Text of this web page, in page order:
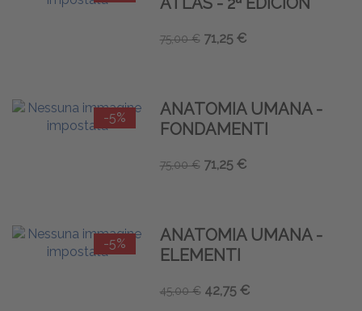
75,00 € 71,25 €
-5%
ANATOMIA UMANA -
FONDAMENTI
75,00 € 71,25 €
-5%
ANATOMIA UMANA -
ELEMENTI
45,00 € 42,75 €